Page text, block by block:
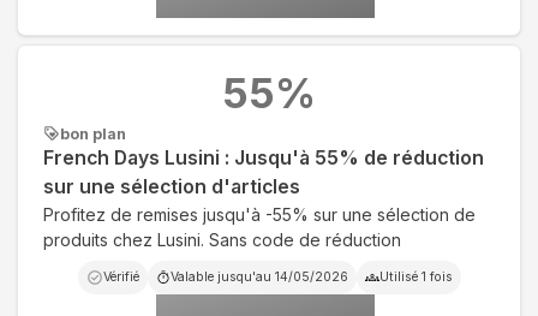
bon plan
French Days Lusini : Jusqu'à 55% de réduction
sur une sélection d'articles
Profitez de remises jusqu'à -55% sur une sélection de
produits chez Lusini. Sans code de réduction
Vérifié Valable jusqu'au 14/05/2026 Utilisé 1 fois
55%